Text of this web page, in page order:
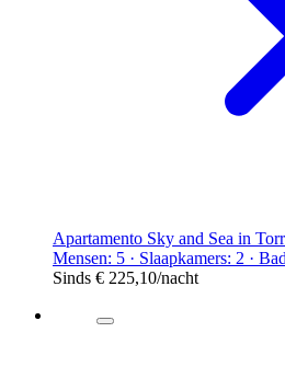
Apartamento Sky and Sea in
Mensen: 5 · Slaapkamers: 2 ·
Sinds € 225,10/nacht